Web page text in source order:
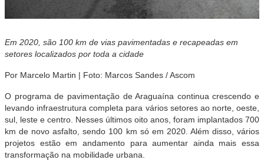
Em 2020, são 100 km de vias pavimentadas e recapeadas em
setores localizados por toda a cidade
Por Marcelo Martin | Foto: Marcos Sandes / Ascom
O programa de pavimentação de Araguaína continua crescendo e
levando infraestrutura completa para vários setores ao norte, oeste,
sul, leste e centro. Nesses últimos oito anos, foram implantados 700
km de novo asfalto, sendo 100 km só em 2020. Além disso, vários
projetos estão em andamento para aumentar ainda mais essa
transformação na mobilidade urbana.